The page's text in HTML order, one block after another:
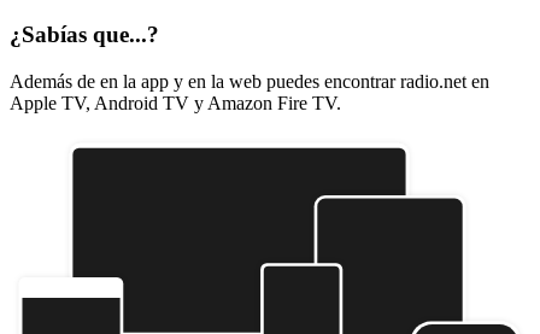
¿Sabías que...?
Además de en la app y en la web puedes encontrar radio.net en
Apple TV, Android TV y Amazon Fire TV.